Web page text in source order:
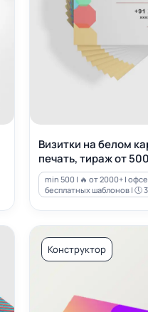
Визитки на белом
печать, тираж от
min 500 | 🔥 от 2000+ |
бесплатных шаблонов | 🕔
Конструктор